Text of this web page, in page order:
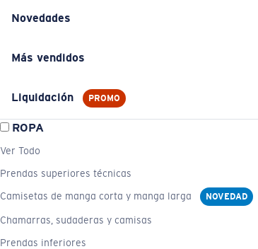
Novedades
Más vendidos
Liquidación PROMO
ROPA
Ver Todo
Prendas superiores técnicas
Camisetas de manga corta y manga larga
NOVEDAD
Chamarras, sudaderas y camisas
Prendas inferiores